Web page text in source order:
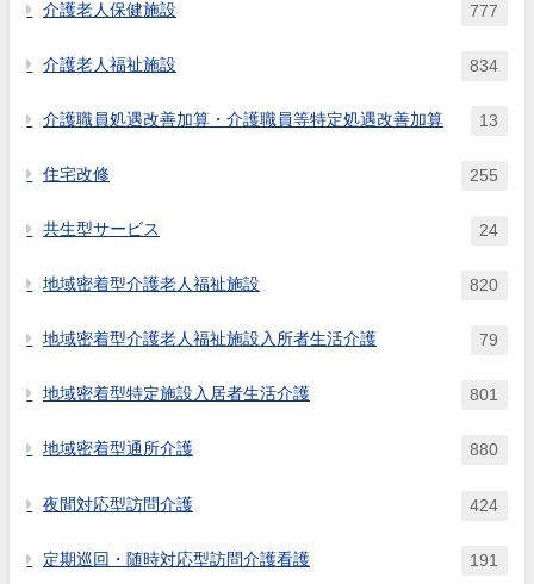
介護老人保健施設 777
介護老人福祉施設 834
介護職員処遇改善加算・介護職員等特定処遇改善加算 13
住宅改修 255
共生型サービス 24
地域密着型介護老人福祉施設 820
地域密着型介護老人福祉施設入所者生活介護 79
地域密着型特定施設入居者生活介護 801
地域密着型通所介護 880
夜間対応型訪問介護 424
定期巡回・随時対応型訪問介護看護 191